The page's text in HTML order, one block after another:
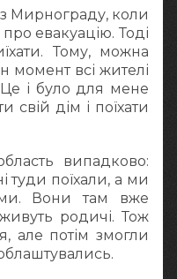
Мирнограду, коли
евакуацію. Тоді
Тому, можна
момент всі жителі
і було для мене
дім і поїхати
випадково:
туди поїхали, а ми
Вони там вже
родичі. Тож
але потім змогли